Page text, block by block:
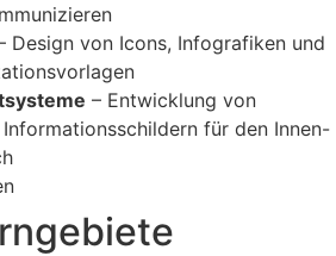
Design von Icons, Infografiken und
– Entwicklung von
für den Innen-